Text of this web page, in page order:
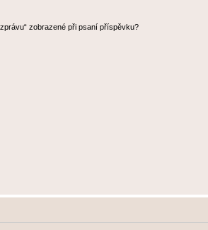
zobrazené při psaní příspěvku?